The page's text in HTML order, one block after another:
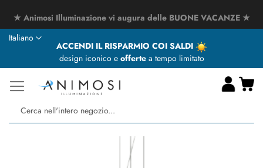
★ Animosi Illuminazione vi augura delle BUONE VACANZE ★
ACCENDI IL RISPARMIO COI SALDI
design iconico e offertea tempo limitato
Lingua
Italiano